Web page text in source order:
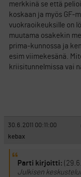
merkkinä se että
koskaan ja myös GF-
vuokraoikeuksille on
muutama osakekin
prima-kunnossa ja
esim viimekesänä.
kriisitunnelmissa vai
30.6.2011 00:11:00
kebax
Parti kirjoitti:
Julkisen